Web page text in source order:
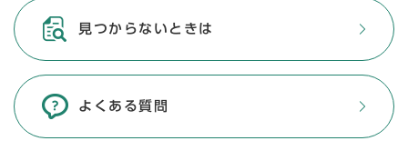
見つからないときは
よくある質問